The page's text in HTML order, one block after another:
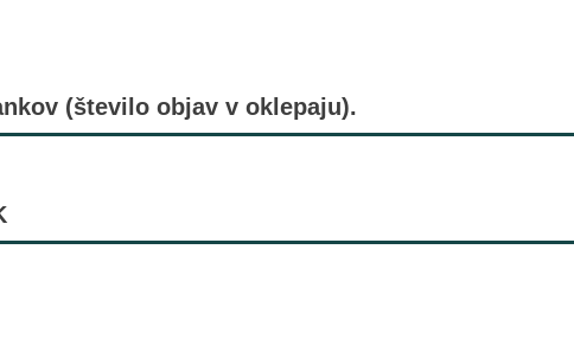
(število objav v oklepaju).